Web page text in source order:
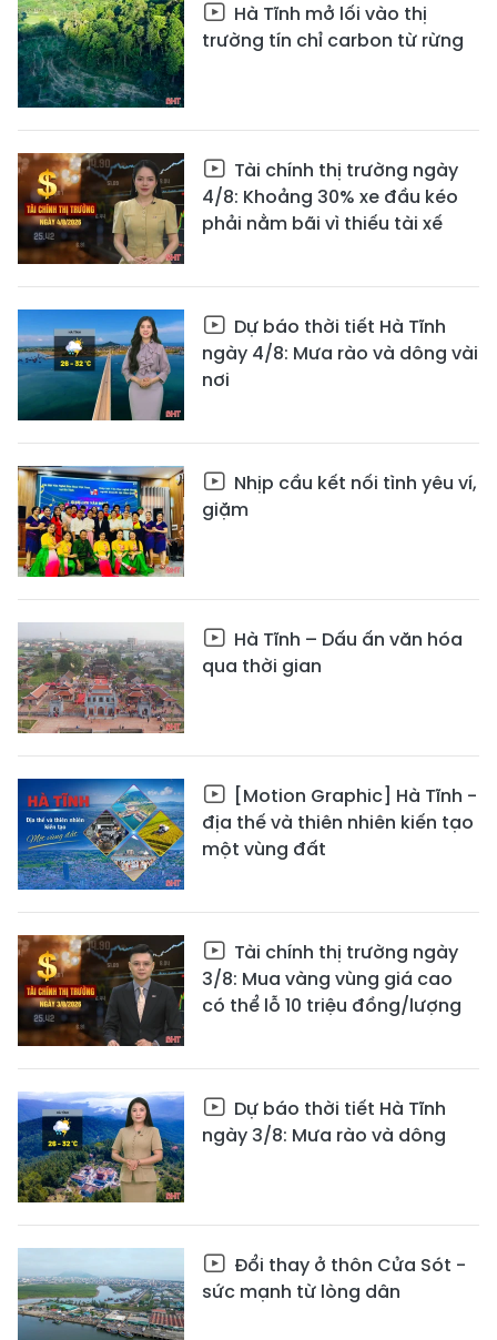
Hà Tĩnh mở lối vào thị
trường tín chỉ carbon từ rừng
Tài chính thị trường ngày
4/8: Khoảng 30% xe đầu kéo
phải nằm bãi vì thiếu tài xế
Dự báo thời tiết Hà Tĩnh
ngày 4/8: Mưa rào và dông vài
nơi
Nhịp cầu kết nối tình yêu ví,
giặm
Hà Tĩnh – Dấu ấn văn hóa
qua thời gian
[Motion Graphic] Hà Tĩnh -
địa thế và thiên nhiên kiến tạo
một vùng đất
Tài chính thị trường ngày
3/8: Mua vàng vùng giá cao
có thể lỗ 10 triệu đồng/lượng
Dự báo thời tiết Hà Tĩnh
ngày 3/8: Mưa rào và dông
Đổi thay ở thôn Cửa Sót -
sức mạnh từ lòng dân